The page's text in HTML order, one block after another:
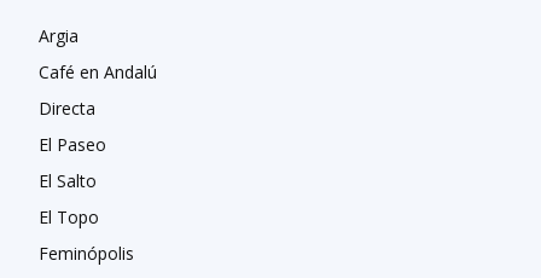
Argia
Café en Andalú
Directa
El Paseo
El Salto
El Topo
Feminópolis